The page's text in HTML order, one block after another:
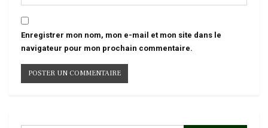
Enregistrer mon nom, mon e-mail et mon site dans le
navigateur pour mon prochain commentaire.